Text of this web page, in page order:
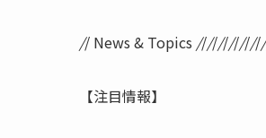
// News & Topics /////////////
【注目情報】